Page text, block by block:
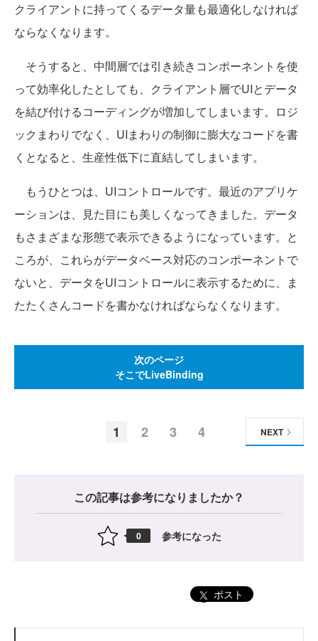
クライアントに持ってくるデータ量も最適化しなければ
ならなくなります。
そうすると、中間層では引き続きコンポーネントを使
って効率化したとしても、クライアント層でUIとデータ
を結び付けるコーディングが増加してしまいます。ロジ
ックまわりでなく、UIまわりの制御に膨大なコードを書
くとなると、生産性低下に直結してしまいます。
もうひとつは、UIコントロールです。最近のアプリケ
ーションは、見た目にも美しくなってきました。データ
もさまざまな形態で表示できるようになっています。と
ころが、これらがデータベース対応のコンポーネントで
ないと、データをUIコントロールに表示するために、ま
たたくさんコードを書かなければならなくなります。
次のページ
そこでLiveBinding
1 2 3 4 NEXT
この記事は参考になりましたか？
0 参考になった
ポスト